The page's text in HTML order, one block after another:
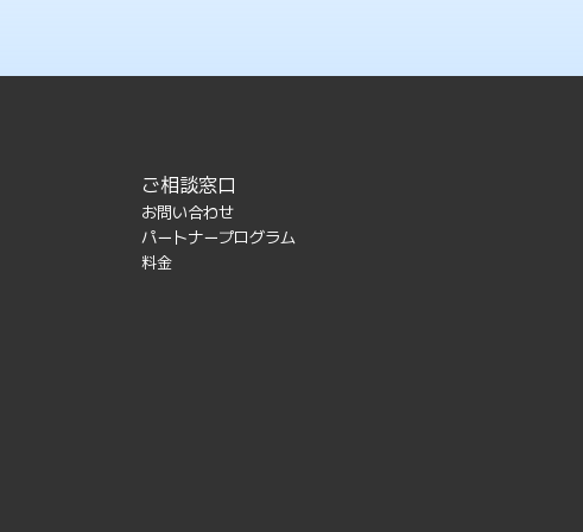
ご相談窓口
お問い合わせ
パートナープログラム
料金